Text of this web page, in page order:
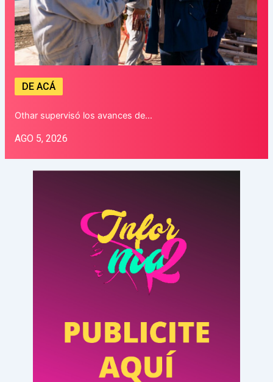
DE ACÁ
Othar supervisó los avances de…
AGO 5, 2026